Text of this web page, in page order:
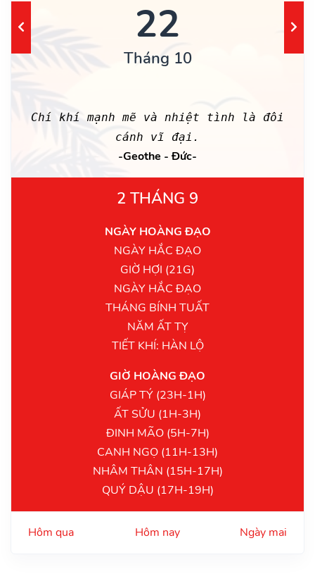
22
Tháng 10
Chí khí mạnh mẽ và nhiệt tình là đôi
cánh vĩ đại.
-Geothe - Đức-
2 THÁNG 9
NGÀY HOÀNG ĐẠO
NGÀY HẮC ĐẠO
GIỜ HỢI (21G)
NGÀY HẮC ĐẠO
THÁNG BÍNH TUẤT
NĂM ẤT TỴ
TIẾT KHÍ: HÀN LỘ
GIỜ HOÀNG ĐẠO
GIÁP TÝ (23H-1H)
ẤT SỬU (1H-3H)
ĐINH MÃO (5H-7H)
CANH NGỌ (11H-13H)
NHÂM THÂN (15H-17H)
QUÝ DẬU (17H-19H)
Hôm qua Hôm nay Ngày mai